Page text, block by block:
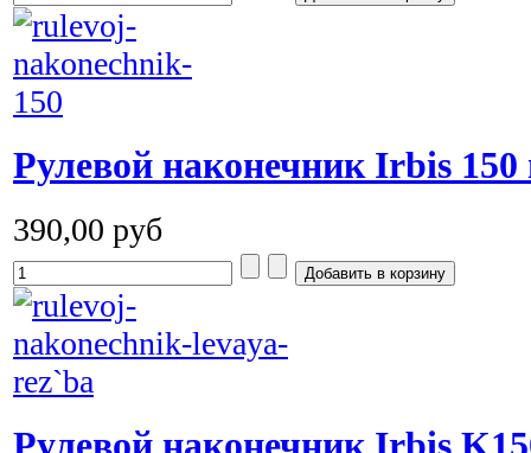
Рулевой наконечник Irbis 150
390,00 руб